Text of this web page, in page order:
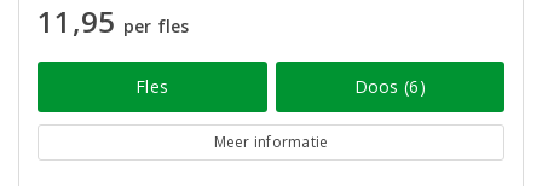
11,95 per fles
Fles Doos (6)
Meer informatie